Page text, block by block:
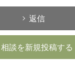
返信
相談を新規投稿する